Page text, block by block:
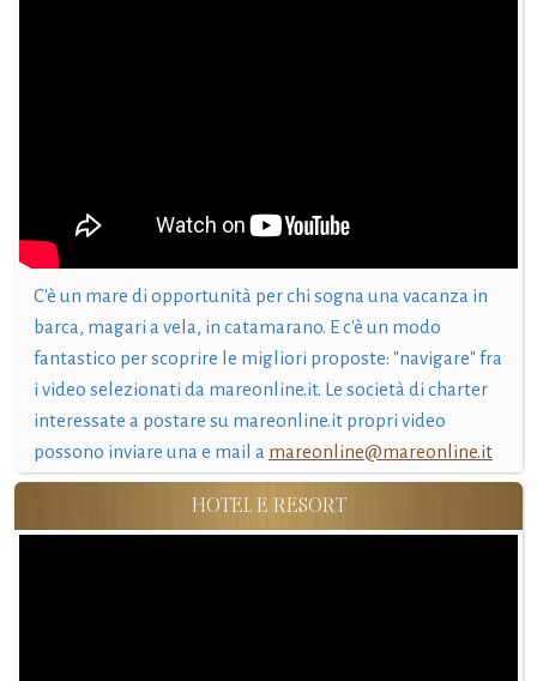
C'è un mare di opportunità per chi sogna una vacanza in
barca, magari a vela, in catamarano. E c'è un modo
fantastico per scoprire le migliori proposte: "navigare" fra
i video selezionati da mareonline.it. Le società di charter
interessate a postare su mareonline.it propri video
possono inviare una e mail a mareonline@mareonline.it
HOTEL E RESORT